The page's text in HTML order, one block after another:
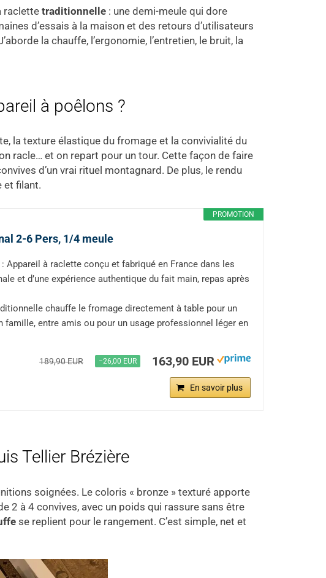
raclette traditionnelle : une demi-meule qui dore
d’essais à la maison et des retours d’utilisateurs
la chauffe, l’ergonomie, l’entretien, le bruit, la
à poêlons ?
la texture élastique du fromage et la convivialité du
racle… et on repart pour un tour. Cette façon de faire
d’un vrai rituel montagnard. De plus, le rendu
et filant.
PROMOTION
2-6 Pers, 1/4 meule
: Appareil à raclette conçu et fabriqué en France dans les
et d’une expérience authentique du fait main, repas après
chauffe le fromage directement à table pour un
entre amis ou pour un usage professionnel léger en
189,90 EUR −26,00 EUR 163,90 EUR
En savoir plus
Tellier Brézière
soignées. Le coloris « bronze » texturé apporte
2 à 4 convives, avec un poids qui rassure sans être
se replient pour le rangement. C’est simple, net et